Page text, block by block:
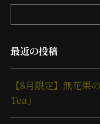
最近の投稿
【8月限定】無花
Tea」